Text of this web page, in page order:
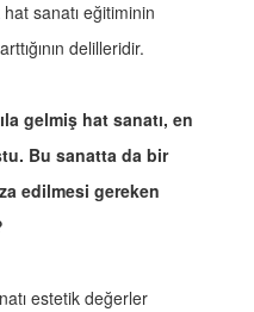
sanatı eğitiminin
delilleridir.
gelmiş hat sanatı, en
Bu sanatta da bir
edilmesi gereken
estetik değerler